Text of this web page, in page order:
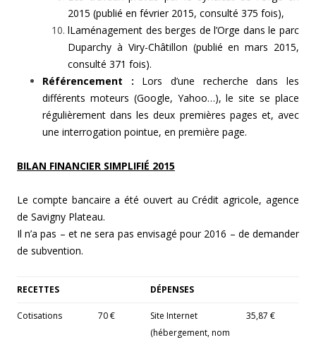
2015 (publié en février 2015, consulté 375 fois),
lLaménagement des berges de l’Orge dans le parc
Duparchy à Viry-Châtillon (publié en mars 2015,
consulté 371 fois).
Référencement : Lors d’une recherche dans les
différents moteurs (Google, Yahoo…), le site se place
régulièrement dans les deux premières pages et, avec
une interrogation pointue, en première page.
BILAN FINANCIER SIMPLIFIÉ 2015
Le compte bancaire a été ouvert au Crédit agricole, agence
de Savigny Plateau.
Il n’a pas – et ne sera pas envisagé pour 2016 – de demander
de subvention.
RECETTES DÉPENSES
Cotisations 70 €
Site Internet
(hébergement, nom
35,87 €